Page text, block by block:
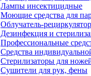
Лампы инсектицидные
Моющие средства для
Облучатель-
Дезинфекция и
Профессиональные
Средства
Стерилизаторы для
Сушители для рук, фены